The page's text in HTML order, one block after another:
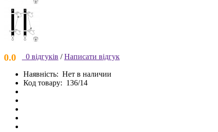
0.0 0 відгуків / Написати відгук
Наявність: Нет в наличии
Код товару: 136/14